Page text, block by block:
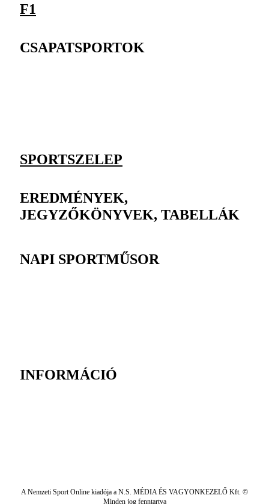
F1
CSAPATSPORTOK
SPORTSZELEP
EREDMÉNYEK,
JEGYZŐKÖNYVEK, TABELLÁK
NAPI SPORTMŰSOR
INFORMÁCIÓ
A Nemzeti Sport Online kiadója a N.S. MÉDIA ÉS VAGYONKEZELŐ Kft. ©
Minden jog fenntartva